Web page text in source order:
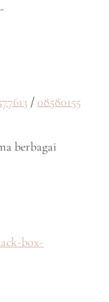
/08580155
berbagai
box-